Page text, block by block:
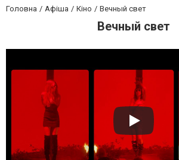
Головна Афіша Кіно Вечный свет
Вечный свет